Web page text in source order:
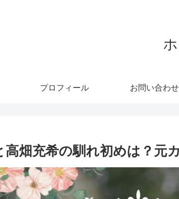
プロフィール お問い合わせ
高畑充希の馴れ初めは？元